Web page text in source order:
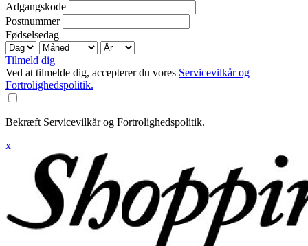
Adgangskode
Postnummer
Fødselsedag
Tilmeld dig
Ved at tilmelde dig, accepterer du vores Servicevilkår og
Fortrolighedspolitik.
Bekræft Servicevilkår og Fortrolighedspolitik.
x